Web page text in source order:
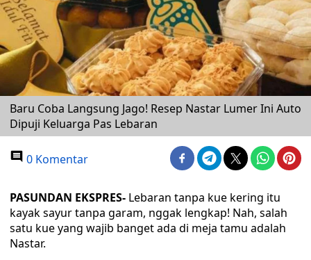
Baru Coba Langsung Jago! Resep Nastar Lumer Ini Auto
Dipuji Keluarga Pas Lebaran
0 Komentar
PASUNDAN EKSPRES- Lebaran tanpa kue kering itu
kayak sayur tanpa garam, nggak lengkap! Nah, salah
satu kue yang wajib banget ada di meja tamu adalah
Nastar.